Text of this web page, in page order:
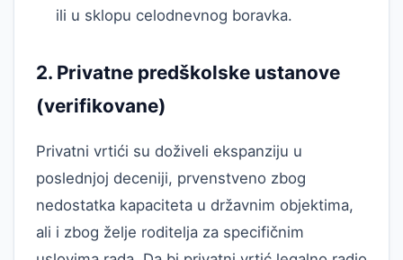
ili u sklopu celodnevnog boravka.
2. Privatne predškolske ustanove
(verifikovane)
Privatni vrtići su doživeli ekspanziju u
poslednjoj deceniji, prvenstveno zbog
nedostatka kapaciteta u državnim objektima,
ali i zbog želje roditelja za specifičnim